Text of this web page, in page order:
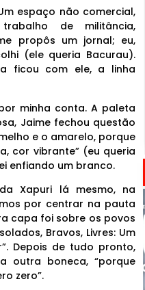
espaço não comercial,
de militância,
propôs um jornal; eu,
(ele queria Bacurau).
ficou com ele, a linha
minha conta. A paleta
Jaime fechou questão
e o amarelo, porque
cor vibrante” (eu queria
enfiando um branco.
Xapuri lá mesmo, na
por centrar na pauta
capa foi sobre os povos
Bravos, Livres: Um
Depois de tudo pronto,
outra boneca, “porque
zero”.